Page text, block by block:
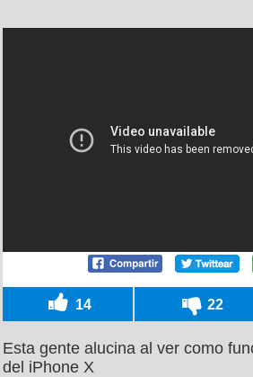
14 22
Esta gente alucina al ver como
del iPhone X